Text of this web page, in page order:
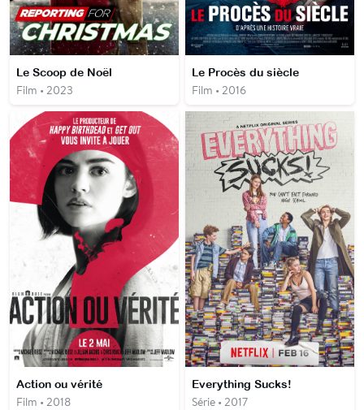
Le Scoop de Noël
Film • 2023
Le Procès du siècle
Film • 2016
Action ou vérité
Film • 2018
Everything Sucks!
Série • 2017